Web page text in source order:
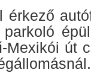
Mexikói út